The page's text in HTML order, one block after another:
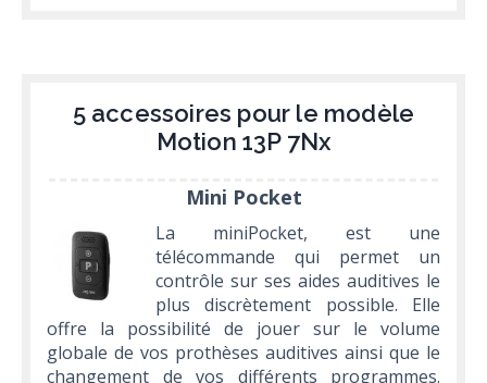
5 accessoires pour le modèle
Motion 13P 7Nx
Mini Pocket
La miniPocket, est une
télécommande qui permet un
contrôle sur ses aides auditives le
plus discrètement possible. Elle
offre la possibilité de jouer sur le volume
globale de vos prothèses auditives ainsi que le
changement de vos différents programmes.